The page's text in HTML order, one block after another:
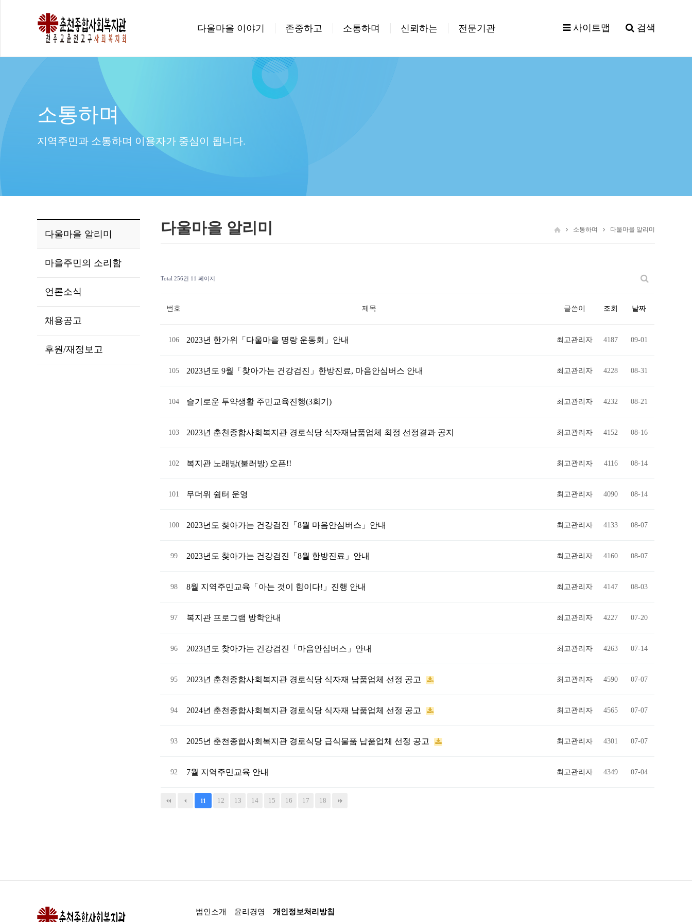
다울마을 이야기 존중하고 소통하며 신뢰하는 전문기관 사이트맵 검색
소통하며
지역주민과 소통하며 이용자가 중심이 됩니다.
다울마을 알리미
마을주민의 소리함
언론소식
채용공고
후원/재정보고
다울마을 알리미 소통하며 다울마을 알리미
Total 256건 11 페이지
번호 제목 글쓴이 조회 날짜
106 2023년 한가위「다울마을 명랑 운동회」안내 최고관리자 4187 09-01
105 2023년도 9월「찾아가는 건강검진」한방진료, 마음안심버스 안내 최고관리자 4228 08-31
104 슬기로운 투약생활 주민교육진행(3회기) 최고관리자 4232 08-21
103 2023년 춘천종합사회복지관 경로식당 식자재납품업체 최정 선정결과 공지 최고관리자 4152 08-16
102 복지관 노래방(불러방) 오픈!! 최고관리자 4116 08-14
101 무더위 쉼터 운영 최고관리자 4090 08-14
100 2023년도 찾아가는 건강검진「8월 마음안심버스」안내 최고관리자 4133 08-07
99 2023년도 찾아가는 건강검진「8월 한방진료」안내 최고관리자 4160 08-07
98 8월 지역주민교육「아는 것이 힘이다!」진행 안내 최고관리자 4147 08-03
97 복지관 프로그램 방학안내 최고관리자 4227 07-20
96 2023년도 찾아가는 건강검진「마음안심버스」안내 최고관리자 4263 07-14
95 2023년 춘천종합사회복지관 경로식당 식자재 납품업체 선정 공고 최고관리자 4590 07-07
94 2024년 춘천종합사회복지관 경로식당 식자재 납품업체 선정 공고 최고관리자 4565 07-07
93 2025년 춘천종합사회복지관 경로식당 급식물품 납품업체 선정 공고 최고관리자 4301 07-07
92 7월 지역주민교육 안내 최고관리자 4349 07-04
11 12 13 14 15 16 17 18
법인소개 윤리경영 개인정보처리방침